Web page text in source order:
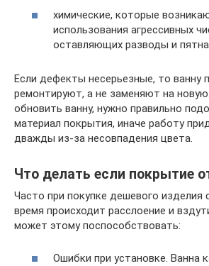
химические, которые
использования агрессивных
оставляющих разводы и
Если дефекты несерьезные, то ванну
ремонтируют, а не заменяют на
обновить ванну, нужно правильно
материал покрытия, иначе работу
дважды из-за несовпадения цвета.
Что делать если покрытие
Часто при покупке дешевого изделия
время происходит расслоение и
может этому поспособствовать:
Ошибки при установке. Ванна